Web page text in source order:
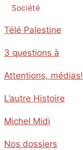
Société
Télé Palestine
3 questions à
Attentions, médias!
L’autre Histoire
Michel Midi
Nos dossiers